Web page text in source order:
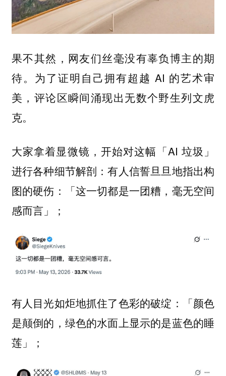
果不其然，网友们丝毫没有辜负博主的期
待。为了证明自己拥有超越 AI 的艺术审
美，评论区瞬间涌现出无数个野生列文虎
克。
大家拿着显微镜，开始对这幅「AI 垃圾」
进行各种细节解剖：有人信誓旦旦地指出构
图的硬伤：「这一切都是一团糟，毫无空间
感而言」；
有人目光如炬地抓住了色彩的破绽：「颜色
是颠倒的，绿色的水面上显示的是蓝色的睡
莲」；